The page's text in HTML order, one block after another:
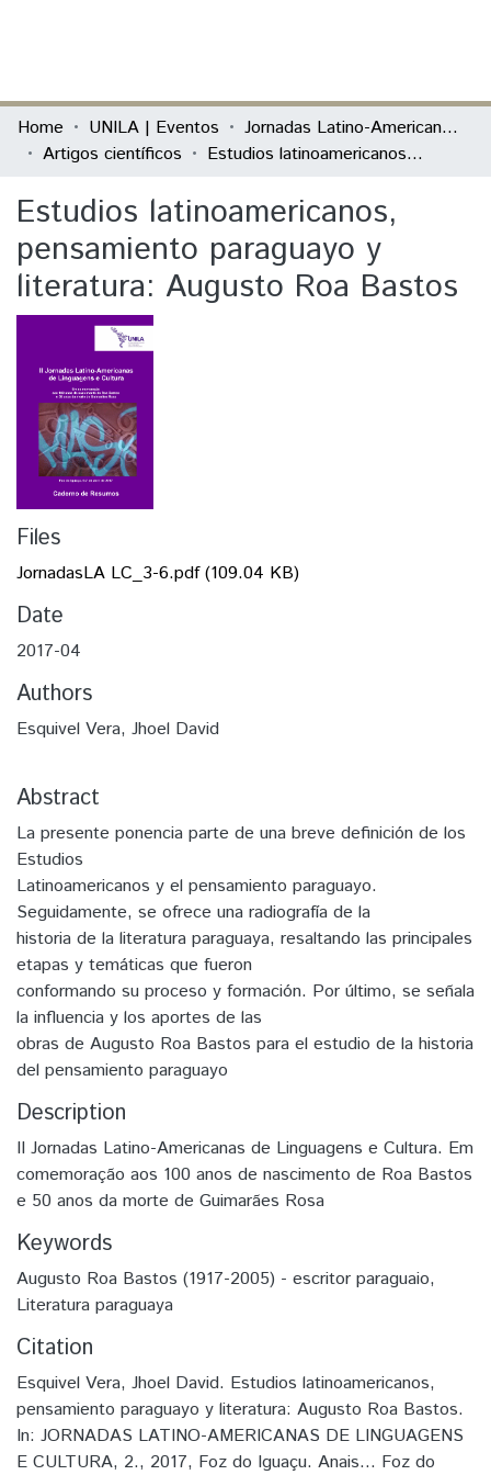
Communities & Collections
All of DSpace
Statistics
Home UNILA | Eventos
Jornadas Latino-Americanos de Linguagens e Cultura
Artigos científicos
Estudios latinoamericanos, pensamiento paraguayo y literatura: Augusto Roa Bastos
Estudios latinoamericanos,
pensamiento paraguayo y
literatura: Augusto Roa Bastos
Files
JornadasLA LC_3-6.pdf(109.04 KB)
Date
2017-04
Authors
Esquivel Vera, Jhoel David
Abstract
La presente ponencia parte de una breve definición de los
Estudios
Latinoamericanos y el pensamiento paraguayo.
Seguidamente, se ofrece una radiografía de la
historia de la literatura paraguaya, resaltando las principales
etapas y temáticas que fueron
conformando su proceso y formación. Por último, se señala
la influencia y los aportes de las
obras de Augusto Roa Bastos para el estudio de la historia
del pensamiento paraguayo
Description
II Jornadas Latino-Americanas de Linguagens e Cultura. Em
comemoração aos 100 anos de nascimento de Roa Bastos
e 50 anos da morte de Guimarães Rosa
Keywords
Augusto Roa Bastos (1917-2005) - escritor paraguaio,
Literatura paraguaya
Citation
Esquivel Vera, Jhoel David. Estudios latinoamericanos,
pensamiento paraguayo y literatura: Augusto Roa Bastos.
In: JORNADAS LATINO-AMERICANAS DE LINGUAGENS
E CULTURA, 2., 2017, Foz do Iguaçu. Anais... Foz do